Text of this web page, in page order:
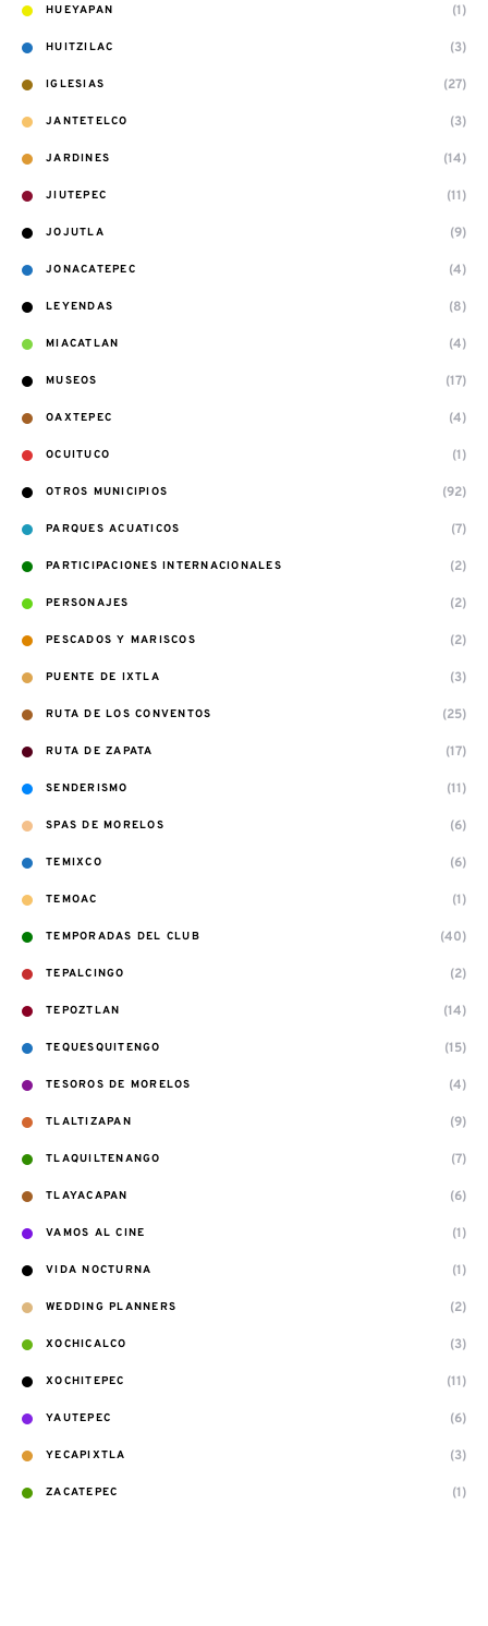
HUEYAPAN (1)
HUITZILAC (3)
IGLESIAS (27)
JANTETELCO (3)
JARDINES (14)
JIUTEPEC (11)
JOJUTLA (9)
JONACATEPEC (4)
LEYENDAS (8)
MIACATLAN (4)
MUSEOS (17)
OAXTEPEC (4)
OCUITUCO (1)
OTROS MUNICIPIOS (92)
PARQUES ACUATICOS (7)
PARTICIPACIONES INTERNACIONALES (2)
PERSONAJES (2)
PESCADOS Y MARISCOS (2)
PUENTE DE IXTLA (3)
RUTA DE LOS CONVENTOS (25)
RUTA DE ZAPATA (17)
SENDERISMO (11)
SPAS DE MORELOS (6)
TEMIXCO (6)
TEMOAC (1)
TEMPORADAS DEL CLUB (40)
TEPALCINGO (2)
TEPOZTLAN (14)
TEQUESQUITENGO (15)
TESOROS DE MORELOS (4)
TLALTIZAPAN (9)
TLAQUILTENANGO (7)
TLAYACAPAN (6)
VAMOS AL CINE (1)
VIDA NOCTURNA (1)
WEDDING PLANNERS (2)
XOCHICALCO (3)
XOCHITEPEC (11)
YAUTEPEC (6)
YECAPIXTLA (3)
ZACATEPEC (1)